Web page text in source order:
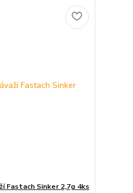
Fastach Sinker 2,7g 4ks